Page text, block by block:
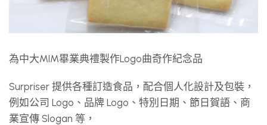
為中大MIM畢業典禮製作Logo曲奇作紀念品
Surpriser 提供各種訂造食品，配合個人化設計及包裝，
例如公司 Logo、品牌 Logo、特別日期、節日賀語、商
業宣傳 Slogan 等，